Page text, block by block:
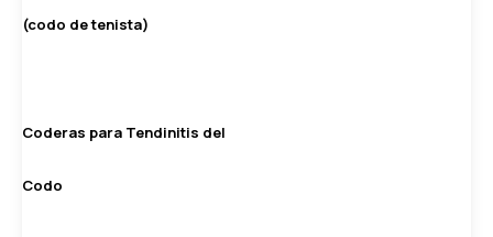
(codo de tenista)
Coderas para Tendinitis del
Codo